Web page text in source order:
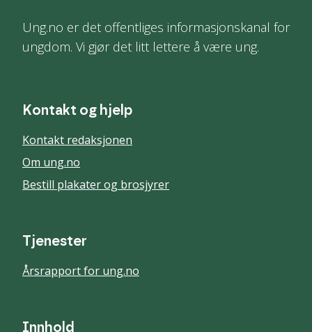
Ung.no er det offentliges informasjonskanal for
ungdom. Vi gjør det litt lettere å være ung.
Kontakt og hjelp
Kontakt redaksjonen
Om ung.no
Bestill plakater og brosjyrer
Tjenester
Årsrapport for ung.no
Innhold